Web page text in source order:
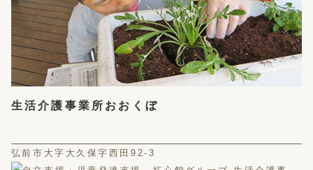
生活介護事業所おおくぼ
弘前市大字大久保字西田92-3